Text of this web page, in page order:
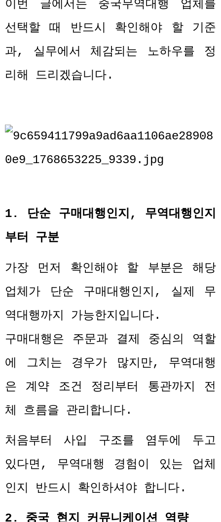
이번 글에서는 중국무역대행 업체를
선택할 때 반드시 확인해야 할 기준
과, 실무에서 체감되는 노하우를 정
리해 드리겠습니다.
1. 단순 구매대행인지 , 무역대행인지
부터 구분
가장 먼저 확인해야 할 부분은 해당
업체가 단순 구매대행인지 , 실제 무
역대행까지 가능한지입니다.
구매대행은 주문과 결제 중심의 역할
에 그치는 경우가 많지만, 무역대행
은 계약 조건 정리부터 통관까지 전
체 흐름을 관리합니다.
처음부터 사입 구조를 염두에 두고
있다면 , 무역대행 경험이 있는 업체
인지 반드시 확인하셔야 합니다.
2. 중국 현지 커뮤니케이션 역량